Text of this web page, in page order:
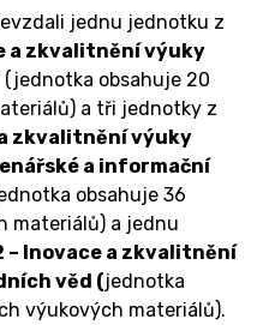
jednu jednotku z
a zkvalitnění výuky
(jednotka obsahuje 20
a tři jednotky z
zkvalitnění výuky
a informační
obsahuje 36
materiálů) a jednu
– Inovace a zkvalitnění
věd (jednotka
výukových materiálů).